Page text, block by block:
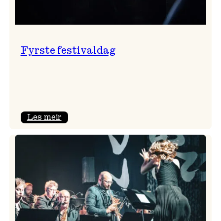
Fyrste festivaldag
Les meir: